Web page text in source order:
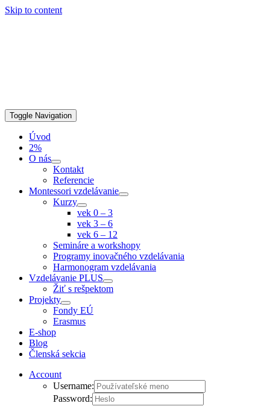
Skip to content
Toggle Navigation
Úvod
2%
O nás
Kontakt
Referencie
Montessori vzdelávanie
Kurzy
vek 0 – 3
vek 3 – 6
vek 6 – 12
Semináre a workshopy
Programy inovačného vzdelávania
Harmonogram vzdelávania
Vzdelávanie PLUS
Žiť s rešpektom
Projekty
Fondy EÚ
Erasmus
E-shop
Blog
Členská sekcia
Account
Username:
Password: